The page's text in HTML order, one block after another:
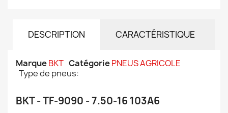
DESCRIPTION CARACTÉRISTIQUE
MarqueBKT CatégoriePNEUS AGRICOLE
Type de pneus:
BKT - TF-9090 - 7.50-16 103A6